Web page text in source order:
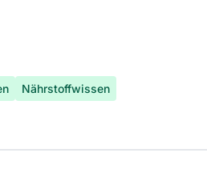
Nährstoffwissen